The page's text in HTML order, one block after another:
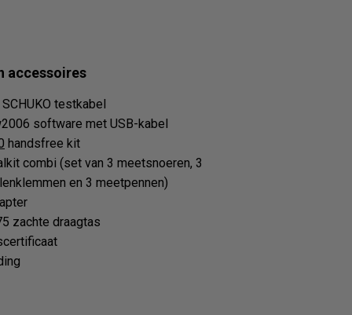
accessoires
testkabel
software met USB-kabel
handsfree kit
combi (set van 3 meetsnoeren, 3
en 3 meetpennen)
zachte draagtas